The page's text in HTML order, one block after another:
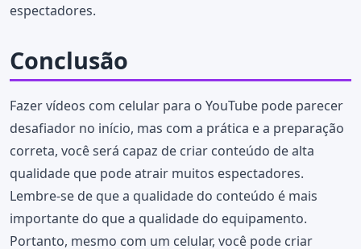
espectadores.
Conclusão
Fazer vídeos com celular para o YouTube pode parecer
desafiador no início, mas com a prática e a preparação
correta, você será capaz de criar conteúdo de alta
qualidade que pode atrair muitos espectadores.
Lembre-se de que a qualidade do conteúdo é mais
importante do que a qualidade do equipamento.
Portanto, mesmo com um celular, você pode criar